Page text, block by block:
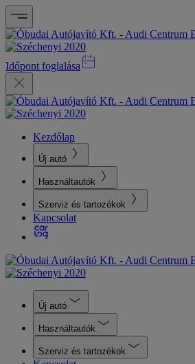
Időpont foglalása
Kezdőlap
Új autó
Használtautók
Szerviz és tartozékok
Kapcsolat
Új autó
Használtautók
Szerviz és tartozékok